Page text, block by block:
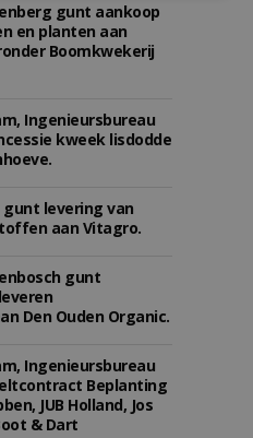
gunt aankoop
en planten aan
Boomkwekerij
Ingenieursbureau
kweek lisdodde
gunt levering van
aan Vitagro.
gunt
Den Ouden Organic.
Ingenieursbureau
Beplanting
JUB Holland, Jos
& Dart